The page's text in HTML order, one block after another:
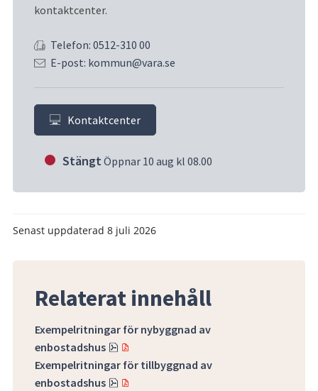
kontaktcenter.
Telefon: 0512-310 00
E-post: kommun@vara.se
Kontaktcenter
Stängt Öppnar 10 aug kl 08.00
Senast uppdaterad 8 juli 2026
Relaterat innehåll
Exempelritningar för nybyggnad av
enbostadshus
Pdf, 2.5 MB.
Exempelritningar för tillbyggnad av
enbostadshus
Pdf, 2.4 MB.